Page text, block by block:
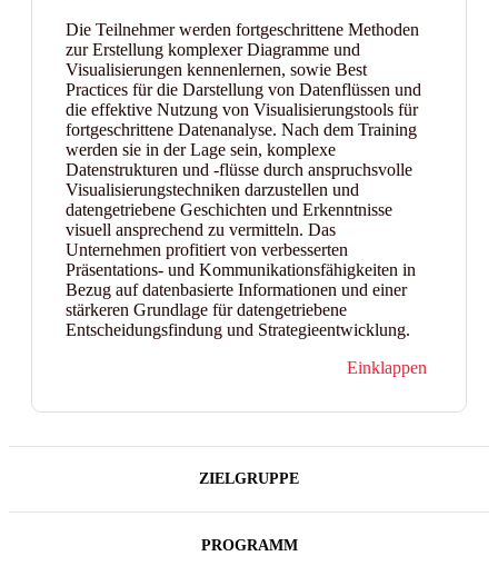
Die Teilnehmer werden fortgeschrittene Methoden
zur Erstellung komplexer Diagramme und
Visualisierungen kennenlernen, sowie Best
Practices für die Darstellung von Datenflüssen und
die effektive Nutzung von Visualisierungstools für
fortgeschrittene Datenanalyse. Nach dem Training
werden sie in der Lage sein, komplexe
Datenstrukturen und -flüsse durch anspruchsvolle
Visualisierungstechniken darzustellen und
datengetriebene Geschichten und Erkenntnisse
visuell ansprechend zu vermitteln. Das
Unternehmen profitiert von verbesserten
Präsentations- und Kommunikationsfähigkeiten in
Bezug auf datenbasierte Informationen und einer
stärkeren Grundlage für datengetriebene
Entscheidungsfindung und Strategieentwicklung.
Einklappen
ZIELGRUPPE
PROGRAMM